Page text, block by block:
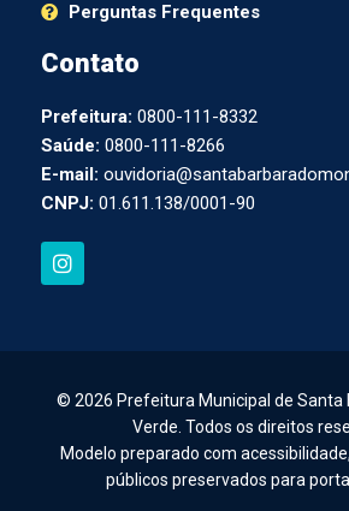
Perguntas Frequentes
Contato
Prefeitura: 0800-111-8332
Saúde: 0800-111-8266
E-mail:
CNPJ: 01.611.138/0001-90
I
n
g
a
© 2026 Prefeitura Municipal de Santa
Verde. Todos os direitos
Modelo preparado com
públicos preservados para